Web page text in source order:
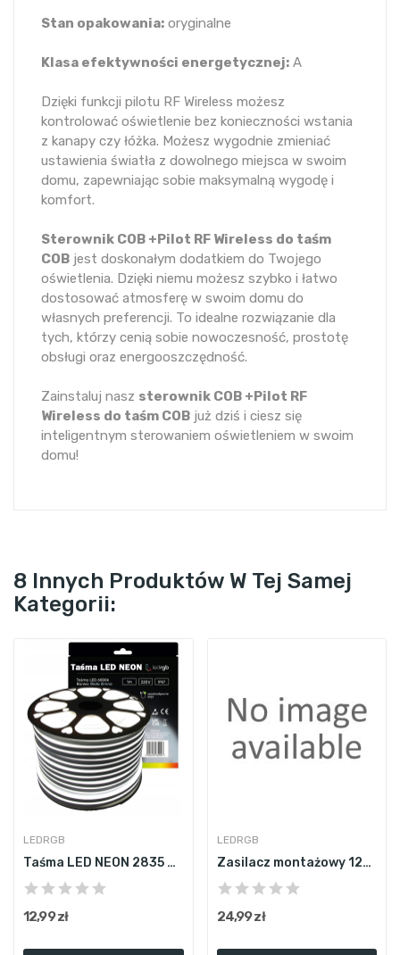
Stan opakowania: oryginalne
Klasa efektywności energetycznej: A
Dzięki funkcji pilotu RF Wireless możesz
kontrolować oświetlenie bez konieczności wstania
z kanapy czy łóżka. Możesz wygodnie zmieniać
ustawienia światła z dowolnego miejsca w swoim
domu, zapewniając sobie maksymalną wygodę i
komfort.
Sterownik COB +Pilot RF Wireless do taśm
COB jest doskonałym dodatkiem do Twojego
oświetlenia. Dzięki niemu możesz szybko i łatwo
dostosować atmosferę w swoim domu do
własnych preferencji. To idealne rozwiązanie dla
tych, którzy cenią sobie nowoczesność, prostotę
obsługi oraz energooszczędność.
Zainstaluj nasz sterownik COB +Pilot RF
Wireless do taśm COB już dziś i ciesz się
inteligentnym sterowaniem oświetleniem w swoim
domu!
8 Innych Produktów W Tej Samej
Kategorii:
LEDRGB
Taśma LED NEON 2835 220V 230V 1m 6000K BIAŁA...
12,99 zł
LEDRGB
Zasilacz montażowy 12V 2A 24W do LED modułowy...
24,99 zł